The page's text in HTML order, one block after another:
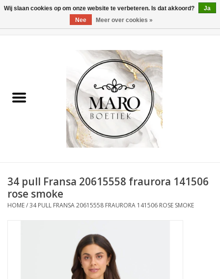
Heren
34 pull Fransa 20615558 fraurora 141506
rose smoke
HOME/34 PULL FRANSA 20615558 FRAURORA 141506 ROSE SMOKE
Wij slaan cookies op om onze website te verbeteren. Is dat akkoord?
Ja
Nee
Meer over cookies »